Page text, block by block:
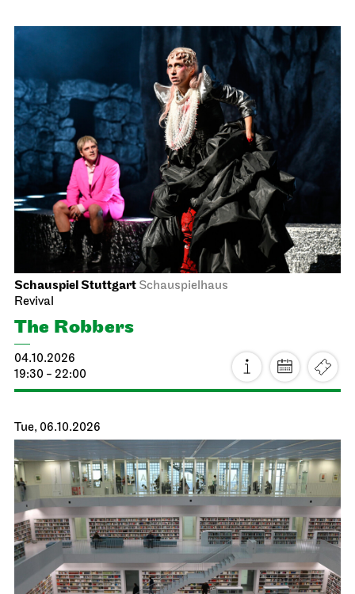
09.10.2026
19:00
Sat, 10.10.2026
Staatstheater Stuttgart
Costume sale
10.10.2026
10:00 - 14:00